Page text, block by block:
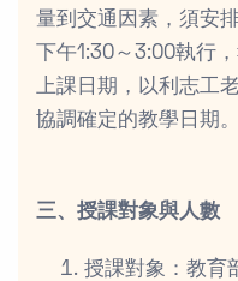
量到交通因素，須安
下午1:30～3:00執行
上課日期，以利志工
協調確定的教學日期。
三、授課對象與人數
授課對象：教育